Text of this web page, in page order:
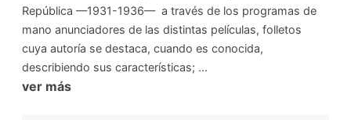
República —1931-1936— a través de los programas de
mano anunciadores de las distintas películas, folletos
cuya autoría se destaca, cuando es conocida,
describiendo sus características; ...
ver más